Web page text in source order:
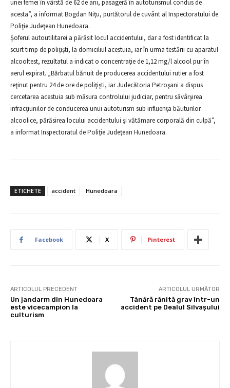
unei femei în vârstă de 62 de ani, pasageră în autoturismul condus de
acesta”, a informat Bogdan Niţu, purtătorul de cuvânt al Inspectoratului de
Poliţie Judeţean Hunedoara.
Şoferul autoutilitarei a părăsit locul accidentului, dar a fost identificat la
scurt timp de poliţişti, la domiciliul acestuia, iar în urma testării cu aparatul
alcooltest, rezultatul a indicat o concentraţie de 1,12 mg/l alcool pur în
aerul expirat. „Bărbatul bănuit de producerea accidentului rutier a fost
reţinut pentru 24 de ore de poliţişti, iar Judecătoria Petroşani a dispus
cercetarea acestuia sub măsura controlului judiciar, pentru săvârşirea
infracţiunilor de conducerea unui autoturism sub influenţa băuturilor
alcoolice, părăsirea locului accidentului şi vătămare corporală din culpă”,
a informat Inspectoratul de Poliţie Judeţean Hunedoara.
ETICHETE accident Hunedoara
Facebook X Pinterest
ARTICOLUL PRECEDENT
Un jandarm din Hunedoara
este vicecampion la
culturism
ARTICOLUL URMĂTOR
Tânără rănită grav într-un
accident pe Dealul Silvaşului